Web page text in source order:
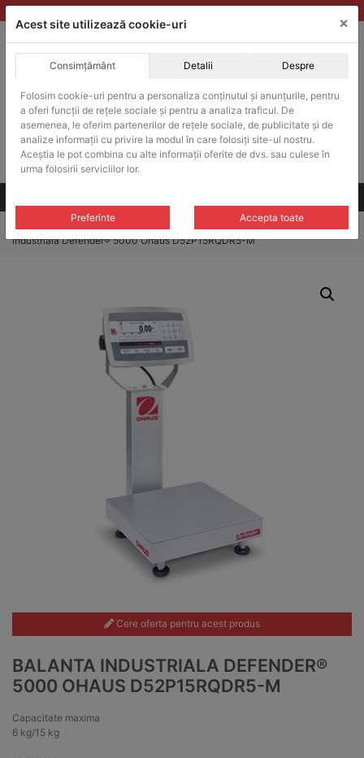
Skip
to
ACHIZITII PUBLICE
Produsele pot fi achizitionate si in sistemul SEAP / SICAP
Products
search
CAUTARE
Cere-ne oferta!
Balante industriale Balante industriale Defender® 5000
industriala Defender® 5000 Ohaus D52P15RQDR5-M
Cere oferta pentru acest produs
BALANTA INDUSTRIALA DEFENDER®
5000 OHAUS D52P15RQDR5-M
Capacitate maxima
6 kg/15 kg
Acest site utilizează cookie-uri ×
Consimțământ Detalii Despre
Folosim cookie-uri pentru a personaliza conținutul și anunțurile, pentru
a oferi funcții de rețele sociale și pentru a analiza traficul. De
asemenea, le oferim partenerilor de rețele sociale, de publicitate și de
analize informații cu privire la modul în care folosiți site-ul nostru.
Aceștia le pot combina cu alte informații oferite de dvs. sau culese în
urma folosirii serviciilor lor.
Preferinte Accepta toate